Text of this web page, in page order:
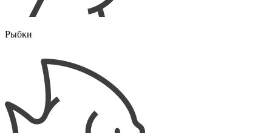
Рыбки